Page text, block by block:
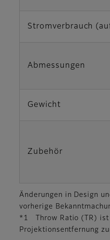
Stromverbrauch
Abmessungen
Gewicht
Zubehör
Änderungen in Design
vorherige
*1 Throw Ratio (TR) ist
Projektionsentfernung